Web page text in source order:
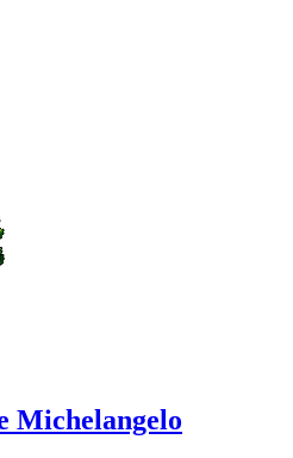
Michelangelo